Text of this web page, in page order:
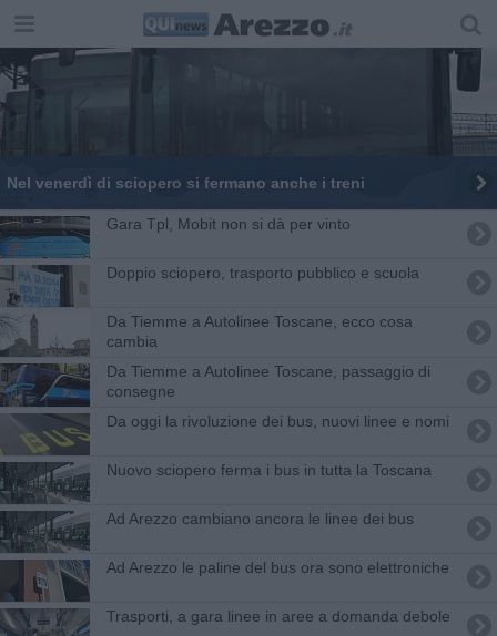
Nel venerdì di sciopero si fermano anche i treni
Gara Tpl, Mobit non si dà per vinto
Doppio sciopero, trasporto pubblico e scuola
Da Tiemme a Autolinee Toscane, ecco cosa
cambia
Da Tiemme a Autolinee Toscane, passaggio di
consegne
Da oggi la rivoluzione dei bus, nuovi linee e nomi
Nuovo sciopero ferma i bus in tutta la Toscana
Ad Arezzo cambiano ancora le linee dei bus
Ad Arezzo le paline del bus ora sono elettroniche
Trasporti, a gara linee in aree a domanda debole